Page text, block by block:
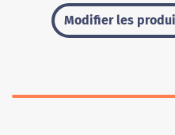
Modifier les